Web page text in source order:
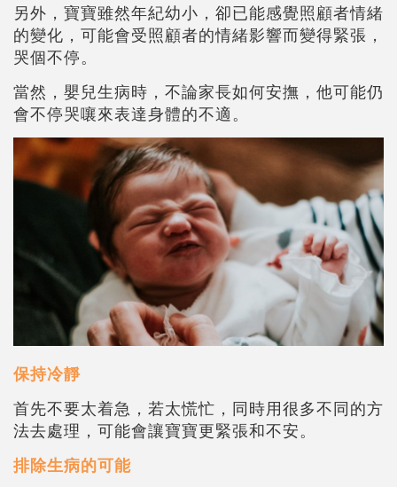
另外，寶寶雖然年紀幼小，卻已能感覺照顧者情緒
的變化，可能會受照顧者的情緒影響而變得緊張，
哭個不停。
當然，嬰兒生病時，不論家長如何安撫，他可能仍
會不停哭嚷來表達身體的不適。
保持冷靜
首先不要太着急，若太慌忙，同時用很多不同的方
法去處理，可能會讓寶寶更緊張和不安。
排除生病的可能